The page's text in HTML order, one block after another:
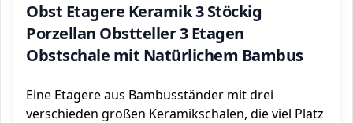
Obst Etagere Keramik 3 Stöckig
Porzellan Obstteller 3 Etagen
Obstschale mit Natürlichem Bambus
Eine Etagere aus Bambusständer mit drei
verschieden großen Keramikschalen, die viel Platz